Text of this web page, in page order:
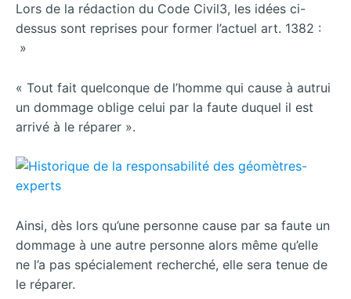
Lors de la rédaction du Code Civil3, les idées ci-
dessus sont reprises pour former l’actuel art. 1382 :
»
« Tout fait quelconque de l’homme qui cause à autrui
un dommage oblige celui par la faute duquel il est
arrivé à le réparer ».
Ainsi, dès lors qu’une personne cause par sa faute un
dommage à une autre personne alors même qu’elle
ne l’a pas spécialement recherché, elle sera tenue de
le réparer.